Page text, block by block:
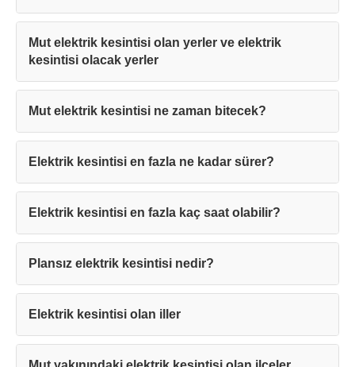
Mut elektrik kesintisi olan yerler ve elektrik
kesintisi olacak yerler
Mut elektrik kesintisi ne zaman bitecek?
Elektrik kesintisi en fazla ne kadar sürer?
Elektrik kesintisi en fazla kaç saat olabilir?
Plansız elektrik kesintisi nedir?
Elektrik kesintisi olan iller
Teşekkürler!
Mesajınız başarıyla ulaştırıldı. En kısa
sürede sizinle iletişime geçilecektir.
Kapat